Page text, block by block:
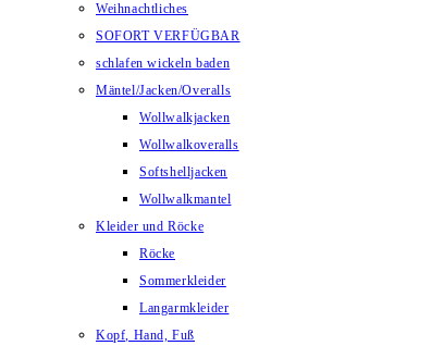
Weihnachtliches
SOFORT VERFÜGBAR
schlafen wickeln baden
Mäntel/Jacken/Overalls
Wollwalkjacken
Wollwalkoveralls
Softshelljacken
Wollwalkmantel
Kleider und Röcke
Röcke
Sommerkleider
Langarmkleider
Kopf, Hand, Fuß